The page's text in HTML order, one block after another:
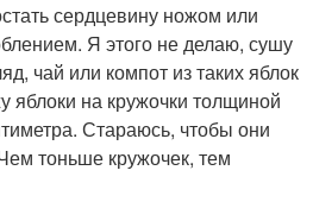
сердцевину ножом или
Я этого не делаю, сушу
чай или компот из таких яблок
яблоки на кружочки толщиной
Стараюсь, чтобы они
тоньше кружочек, тем